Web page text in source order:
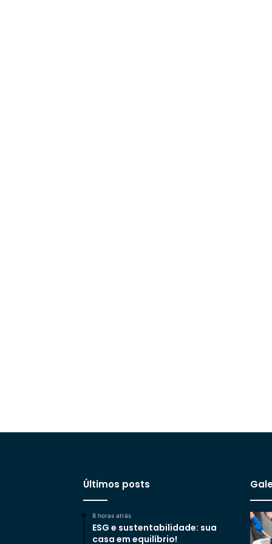
Últimos posts
8 horas atrás
ESG e sustentabilidade: sua
casa em equilíbrio!